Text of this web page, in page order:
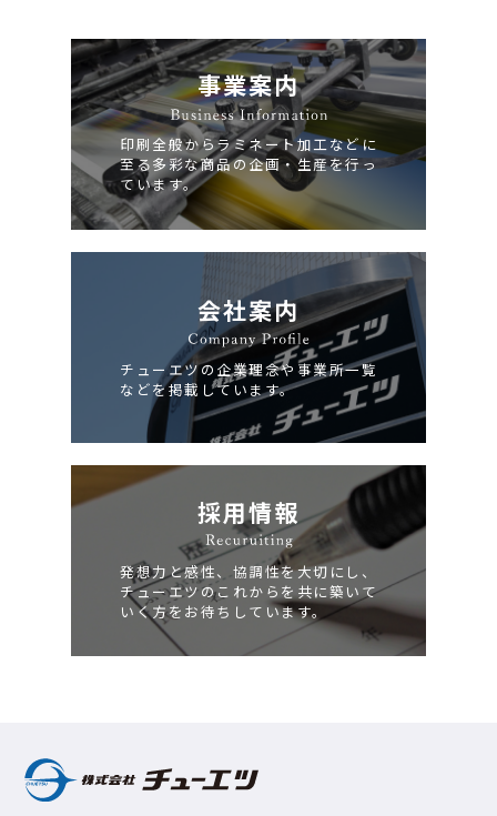
事業案内
印刷全般からラミネート加工などに
至る多彩な商品の企画・生産を行っ
ています。
会社案内
チューエツの企業理念や事業所一覧
などを掲載しています。
採用情報
発想力と感性、協調性を大切にし、
チューエツのこれからを共に築いて
いく方をお待ちしています。